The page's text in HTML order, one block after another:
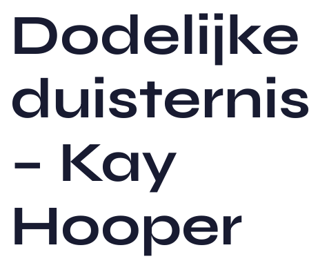
Dodelijke
– Kay
Hooper